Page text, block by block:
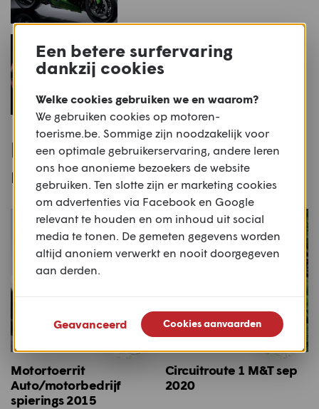
10 motorfietsen voor 2018:
5. Ducati Panigale V4
Populaire routes voor deze
motor
Motortoerrit
Auto/motorbedrijf
spierings 2015
Circuitroute 1 M&T sep
2020
Een betere surfervaring
dankzij cookies
Welke cookies gebruiken we en waarom?
We gebruiken cookies op motoren-
toerisme.be. Sommige zijn noodzakelijk voor
een optimale gebruikerservaring, andere leren
ons hoe anonieme bezoekers de website
gebruiken. Ten slotte zijn er marketing cookies
om advertenties via Facebook en Google
relevant te houden en om inhoud uit social
media te tonen. De gemeten gegevens worden
altijd anoniem verwerkt en nooit doorgegeven
aan derden.
Geavanceerd Cookies aanvaarden